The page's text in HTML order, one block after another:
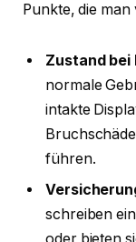
Punkte, die
Zustand bei
normale
intakte
führen.
schreiben